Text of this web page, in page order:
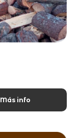
Más info